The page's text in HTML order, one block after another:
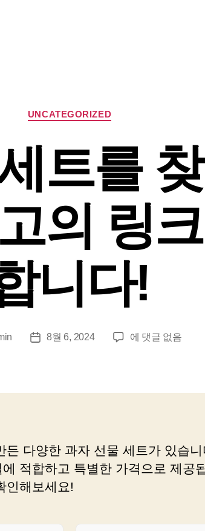
Categories
UNCATEGORIZED
트를
의 링
니다!
Post8월 6, 2024
과
세
는
분
한
에 댓글 없음
든 다양한 과자 선물 세트가 있습
적합하고 특별한 가격으로 제공
인해보세요!